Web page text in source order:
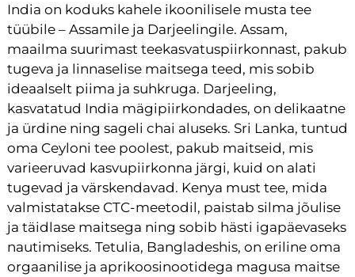
India on koduks kahele ikoonilisele musta tee
tüübile – Assamile ja Darjeelingile. Assam,
maailma suurimast teekasvatuspiirkonnast, pakub
tugeva ja linnaselise maitsega teed, mis sobib
ideaalselt piima ja suhkruga. Darjeeling,
kasvatatud India mägipiirkondades, on delikaatne
ja ürdine ning sageli chai aluseks. Sri Lanka, tuntud
oma Ceyloni tee poolest, pakub maitseid, mis
varieeruvad kasvupiirkonna järgi, kuid on alati
tugevad ja värskendavad. Kenya must tee, mida
valmistatakse CTC-meetodil, paistab silma jõulise
ja täidlase maitsega ning sobib hästi igapäevaseks
nautimiseks. Tetulia, Bangladeshis, on eriline oma
orgaanilise ja aprikoosinootidega magusa maitse